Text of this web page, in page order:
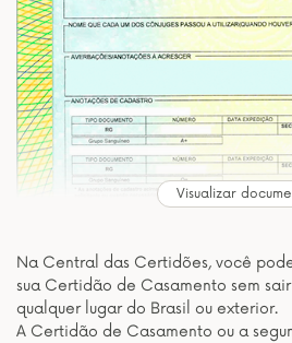
Visualizar
Na Central das Certidões, você
sua Certidão de Casamento sem
qualquer lugar do Brasil ou exterior.
A Certidão de Casamento ou a